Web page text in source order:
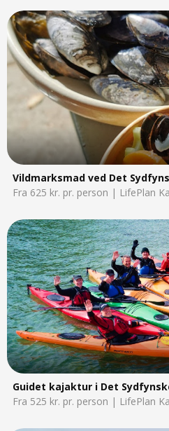
Vildmarksmad ved Det
Fra 625 kr. pr. person | LifePlan
Guidet kajaktur i Det
Fra 525 kr. pr. person | LifePlan